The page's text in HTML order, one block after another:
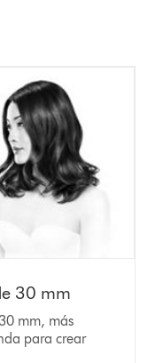
30 mm
mm, más
para crear